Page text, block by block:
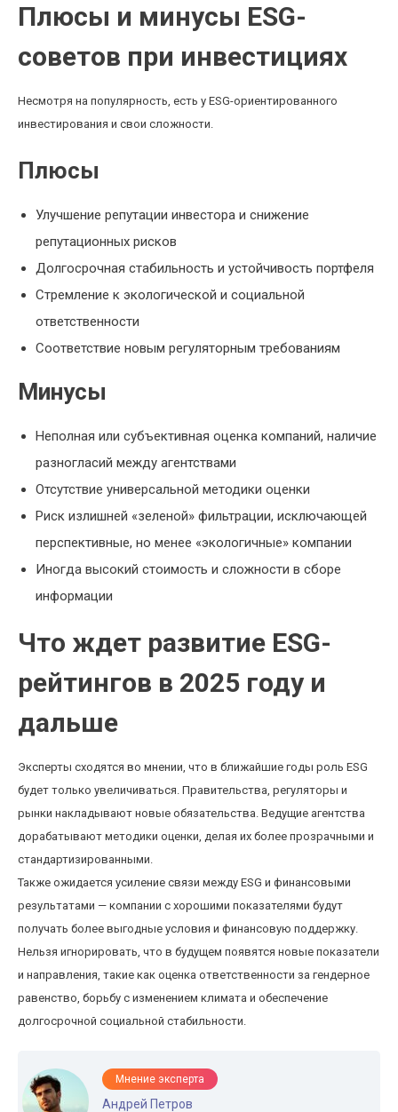
Плюсы и минусы ESG-
советов при инвестициях
Несмотря на популярность, есть у ESG-ориентированного
инвестирования и свои сложности.
Плюсы
Улучшение репутации инвестора и снижение
репутационных рисков
Долгосрочная стабильность и устойчивость портфеля
Стремление к экологической и социальной
ответственности
Соответствие новым регуляторным требованиям
Минусы
Неполная или субъективная оценка компаний, наличие
разногласий между агентствами
Отсутствие универсальной методики оценки
Риск излишней «зеленой» фильтрации, исключающей
перспективные, но менее «экологичные» компании
Иногда высокий стоимость и сложности в сборе
информации
Что ждет развитие ESG-
рейтингов в 2025 году и
дальше
Эксперты сходятся во мнении, что в ближайшие годы роль ESG
будет только увеличиваться. Правительства, регуляторы и
рынки накладывают новые обязательства. Ведущие агентства
дорабатывают методики оценки, делая их более прозрачными и
стандартизированными.
Также ожидается усиление связи между ESG и финансовыми
результатами — компании с хорошими показателями будут
получать более выгодные условия и финансовую поддержку.
Нельзя игнорировать, что в будущем появятся новые показатели
и направления, такие как оценка ответственности за гендерное
равенство, борьбу с изменением климата и обеспечение
долгосрочной социальной стабильности.
Мнение эксперта
Андрей Петров